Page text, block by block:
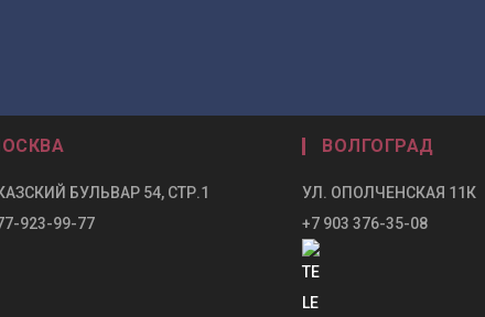
БУЛЬВАР 54, СТР.1
923-99-77
ВОЛГОГРАД
УЛ. ОПОЛЧЕНСКАЯ 11К
+7 903 376-35-08